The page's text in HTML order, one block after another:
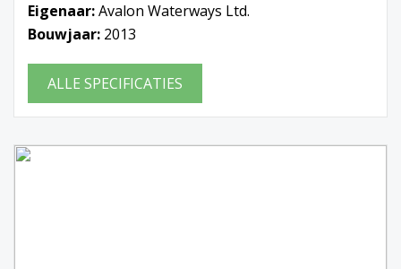
Eigenaar:Avalon Waterways Ltd.
Bouwjaar: 2013
ALLE SPECIFICATIES